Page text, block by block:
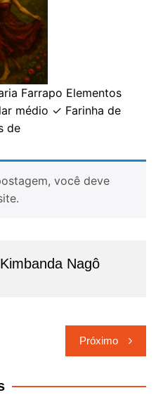
Farrapo Elementos
médio ✓ Farinha de
de
você deve
Nagô
Próximo